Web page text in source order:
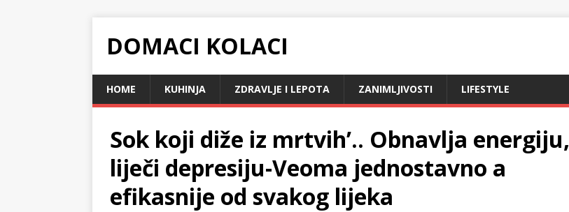
DOMACI KOLACI
HOME KUHINJA ZDRAVLJE I LEPOTA ZANIMLJIVOSTI LIFESTYLE
Sok koji diže iz mrtvih’.. Obnavlja energiju,
liječi depresiju-Veoma jednostavno a
efikasnije od svakog lijeka